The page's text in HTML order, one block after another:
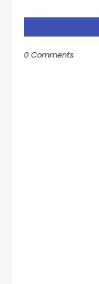
0 Comments